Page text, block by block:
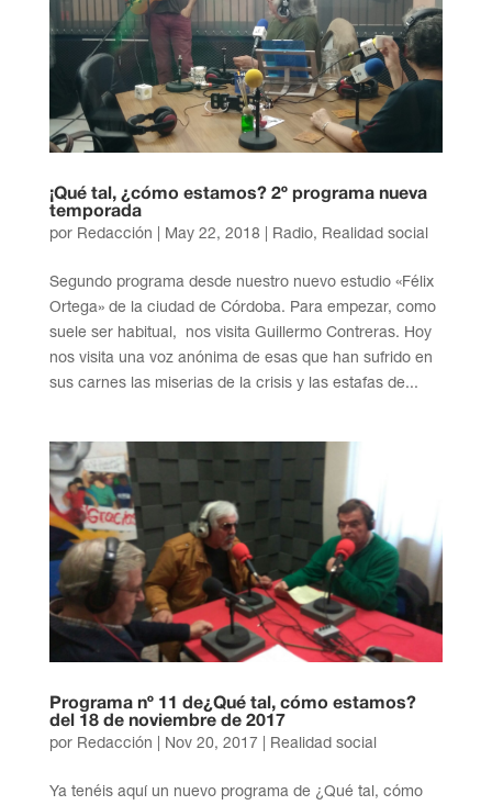
¡Qué tal, ¿cómo estamos? 2º programa nueva
temporada
por Redacción May 22, 2018 Radio, Realidad social
Segundo programa desde nuestro nuevo estudio «Félix
Ortega» de la ciudad de Córdoba. Para empezar, como
suele ser habitual, nos visita Guillermo Contreras. Hoy
nos visita una voz anónima de esas que han sufrido en
sus carnes las miserias de la crisis y las estafas de...
Programa nº 11 de¿Qué tal, cómo estamos?
del 18 de noviembre de 2017
por Redacción Nov 20, 2017 Realidad social
Ya tenéis aquí un nuevo programa de ¿Qué tal, cómo